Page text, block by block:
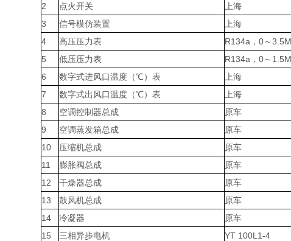
2
点火开关 上海
3
信号模仿装置 上海
4
高压压力表 R134a，0～
5
低压压力表 R134a，0～
6
数字式进风口温度（℃）表 上海
7
数字式出风口温度（℃）表 上海
8
空调控制器总成 原车
9
空调蒸发箱总成 原车
10
压缩机总成 原车
11
膨胀阀总成 原车
12
干燥器总成 原车
13
鼓风机总成 原车
14
冷凝器 原车
15
三相异步电机 YT 100L1-4